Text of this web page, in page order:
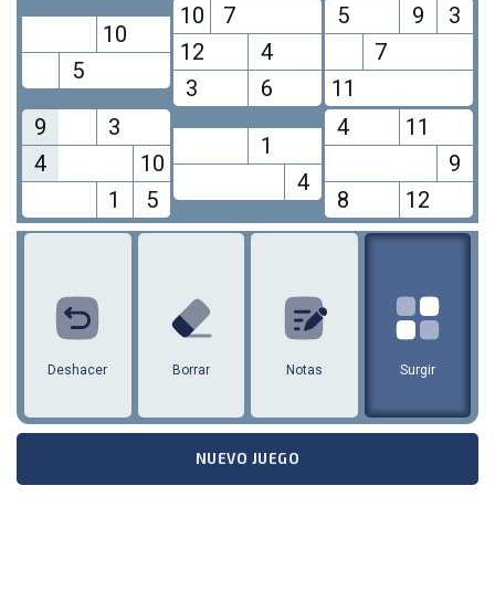
10
5
10
7
12
4
3
6
5 9
3
7
11
9
3
4
10
1
5
1
4
4
11
9
8
12
7
9 10 12
Deshacer Borrar Notas Surgir
NUEVO JUEGO